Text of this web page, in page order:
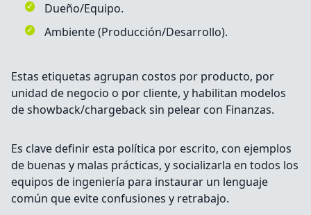
Dueño/Equipo.
Ambiente (Producción/Desarrollo).
Estas etiquetas agrupan costos por producto, por
unidad de negocio o por cliente, y habilitan modelos
de showback/chargeback sin pelear con Finanzas.
Es clave definir esta política por escrito, con ejemplos
de buenas y malas prácticas, y socializarla en todos los
equipos de ingeniería para instaurar un lenguaje
común que evite confusiones y retrabajo.